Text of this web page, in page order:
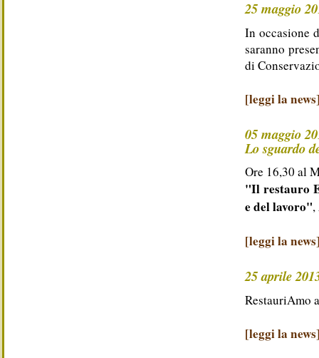
25 maggio
In occasione
saranno
di
[leggi la
05 maggio
Lo sguardo
Ore 16,30 al
"Il restauro
e del lavoro",
[leggi la
25 aprile
RestauriAmo
[leggi la